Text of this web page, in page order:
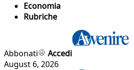
Economia
Rubriche
Abbonati
Accedi
August 6, 2026